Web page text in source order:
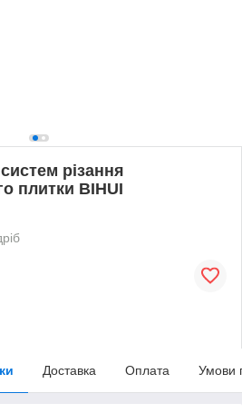
різання
плитки BIHUI
Доставка Оплата Умови